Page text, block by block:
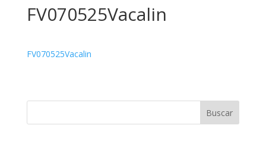
FV070525Vacalin
FV070525Vacalin